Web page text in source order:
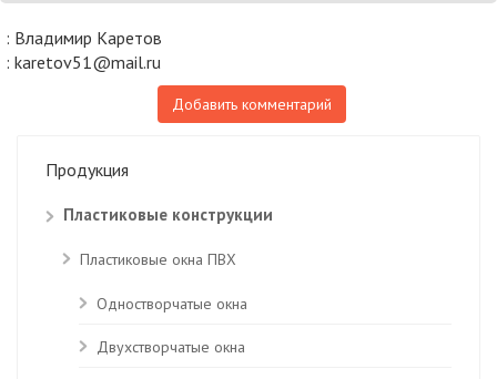
: Владимир Каретов
: karetov51@mail.ru
Добавить комментарий
Продукция
Пластиковые конструкции
Пластиковые окна ПВХ
Одностворчатые окна
Двухстворчатые окна